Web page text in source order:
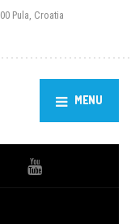
Pula, Croatia
MENU